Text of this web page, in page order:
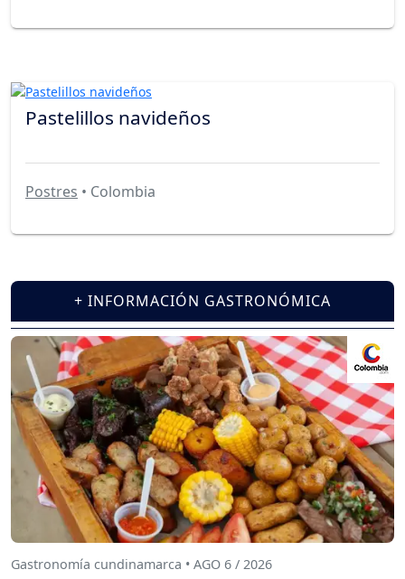
Pastelillos navideños
Postres • Colombia
+ INFORMACIÓN GASTRONÓMICA
Gastronomía cundinamarca • AGO 6 / 2026